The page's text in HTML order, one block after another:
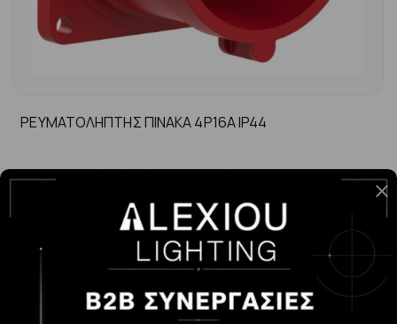
ΡΕΥΜΑΤΟΛΗΠΤΗΣ ΠΙΝΑΚΑ 4P16A ΙP44
ΑΓΟΡΆ
6.38€